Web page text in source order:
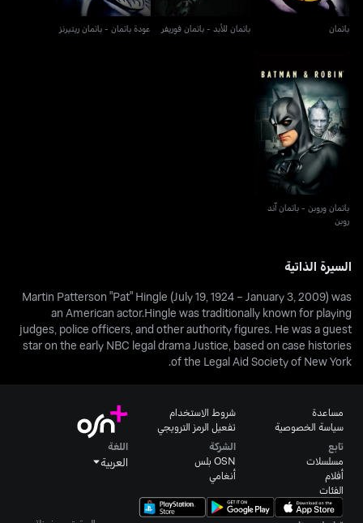
باتمان باتمان للأبد - باتمان فوريفر عودة باتمان - باتمان ريتيرنز
باتمان وروبن - باتمان آند
روبن
باتمان وروبن - باتمان آند
روبن
السيرة الذاتية
Martin Patterson "Pat" Hingle (July 19, 1924 – January 3, 2009) was
an American actor.Hingle was traditionally known for playing
judges, police officers, and other authority figures. He was a guest
star on the early NBC legal drama Justice, based on case histories
of the Legal Aid Society of New York.
مساعدة
سياسة الخصوصية
شروط الاستخدام
تفعيل الرمز الترويجي
تابع
مسلسلات
أفلام
الفئات
الشركة
OSN بلس
أنغامي
اللغة
العربية